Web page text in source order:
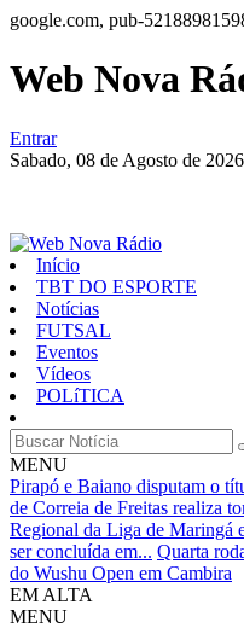
google.com, pub-
Web Nova
Entrar
Sabado, 08 de Agosto de 2026
Início
TBT DO ESPORTE
Notícias
FUTSAL
Eventos
Vídeos
POLíTICA
MENU
Pirapó e Baiano disputam o
de Correia de Freitas realiza
Regional da Liga de Maringá
ser concluída em... Quarta
do Wushu Open em Cambira
EM ALTA
MENU